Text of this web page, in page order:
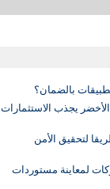
بالضمان؟
يجذب الاستثمارات
لتحقيق الأمن
لمعاينة مستوردات